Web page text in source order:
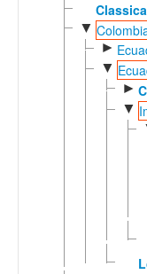
▼
►
▼
►
▼